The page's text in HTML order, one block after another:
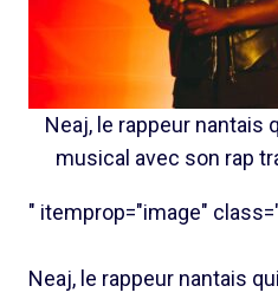
Neaj, le rappeur nantais
musical avec son rap
" itemprop="image"
Neaj, le rappeur nantais